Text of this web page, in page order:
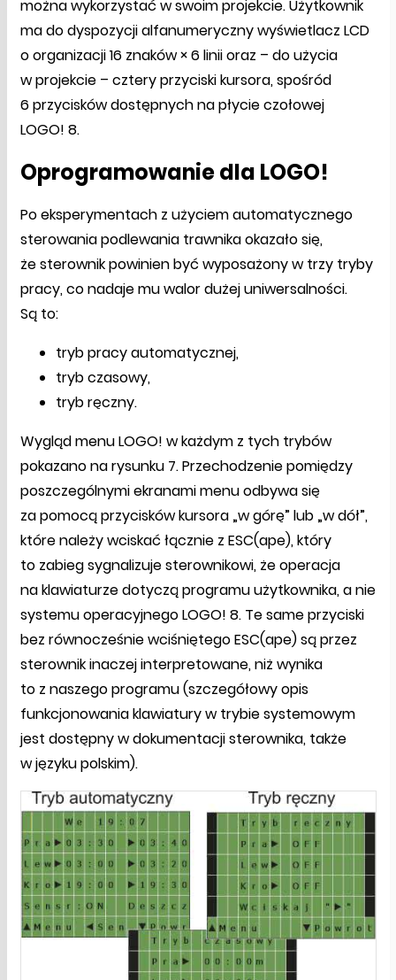
można wykorzystać w swoim projekcie. Użytkownik
ma do dyspozycji alfanumeryczny wyświetlacz LCD
o organizacji 16 znaków × 6 linii oraz – do użycia
w projekcie – cztery przyciski kursora, spośród
6 przycisków dostępnych na płycie czołowej
LOGO! 8.
Oprogramowanie dla LOGO!
Po eksperymentach z użyciem automatycznego
sterowania podlewania trawnika okazało się,
że sterownik powinien być wyposażony w trzy tryby
pracy, co nadaje mu walor dużej uniwersalności.
Są to:
tryb pracy automatycznej,
tryb czasowy,
tryb ręczny.
Wygląd menu LOGO! w każdym z tych trybów
pokazano na rysunku 7. Przechodzenie pomiędzy
poszczególnymi ekranami menu odbywa się
za pomocą przycisków kursora „w górę” lub „w dół”,
które należy wciskać łącznie z ESC(ape), który
to zabieg sygnalizuje sterownikowi, że operacja
na klawiaturze dotyczą programu użytkownika, a nie
systemu operacyjnego LOGO! 8. Te same przyciski
bez równocześnie wciśniętego ESC(ape) są przez
sterownik inaczej interpretowane, niż wynika
to z naszego programu (szczegółowy opis
funkcjonowania klawiatury w trybie systemowym
jest dostępny w dokumentacji sterownika, także
w języku polskim).